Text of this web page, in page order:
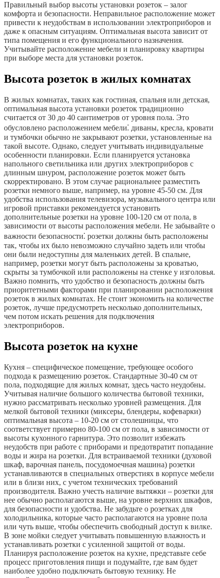
Правильный выбор высоты установки розеток – залог
комфорта и безопасности. Неправильное расположение может
привести к неудобствам в использовании электроприборов и
даже к опасным ситуациям. Оптимальная высота зависит от
типа помещения и его функционального назначения.
Учитывайте расположение мебели и планировку квартиры
при выборе места для установки розеток.
Высота розеток в жилых комнатах
В жилых комнатах, таких как гостиная, спальня или детская,
оптимальная высота установки розеток традиционно
считается от 30 до 40 сантиметров от уровня пола. Это
обусловлено расположением мебели⁚ диваны, кресла, кровати
и тумбочки обычно не закрывают розетки, установленные на
такой высоте. Однако, следует учитывать индивидуальные
особенности планировки. Если планируется установка
напольного светильника или других электроприборов с
длинным шнуром, расположение розеток может быть
скорректировано. В этом случае рациональнее разместить
розетки немного выше, например, на уровне 45-50 см. Для
удобства использования телевизора, музыкального центра или
игровой приставки рекомендуется установить
дополнительные розетки на уровне 100-120 см от пола, в
зависимости от высоты расположения мебели. Не забывайте о
важности безопасности⁚ розетки должны быть расположены
так, чтобы их было невозможно случайно задеть или чтобы
они были недоступны для маленьких детей. В спальне,
например, розетки могут быть расположены за кроватью,
скрыты за тумбочкой или расположены на стенке у изголовья.
Важно помнить, что удобство и безопасность должны быть
приоритетными факторами при планировании расположения
розеток в жилых комнатах. Не стоит экономить на количестве
розеток, лучше предусмотреть несколько дополнительных,
чем потом искать решения для подключения
электроприборов.
Высота розеток на кухне
Кухня – специфическое помещение, требующее особого
подхода к размещению розеток. Стандартные 30-40 см от
пола, подходящие для жилых комнат, здесь часто неудобны.
Учитывая наличие большого количества бытовой техники,
нужно рассматривать несколько уровней размещения. Для
мелкой бытовой техники (миксеры, блендеры, кофеварки)
оптимальная высота – 10-20 см от столешницы, что
соответствует примерно 80-100 см от пола, в зависимости от
высоты кухонного гарнитура. Это позволит избежать
неудобств при работе с приборами и предотвратит попадание
воды и жира на розетки. Для встраиваемой техники (духовой
шкаф, варочная панель, посудомоечная машина) розетки
устанавливаются в специальных отверстиях в корпусе мебели
или в близи них, с учетом технических требований
производителя. Важно учесть наличие вытяжки – розетки для
нее обычно располагаются выше, на уровне верхних шкафов,
для безопасности и удобства. Не забудьте о розетках для
холодильника, которые часто располагаются на уровне пола
или чуть выше, чтобы обеспечить свободный доступ к вилке.
В зоне мойки следует учитывать повышенную влажность и
устанавливать розетки с усиленной защитой от воды.
Планируя расположение розеток на кухне, представьте себе
процесс приготовления пищи и подумайте, где вам будет
наиболее удобно подключать бытовую технику. Не